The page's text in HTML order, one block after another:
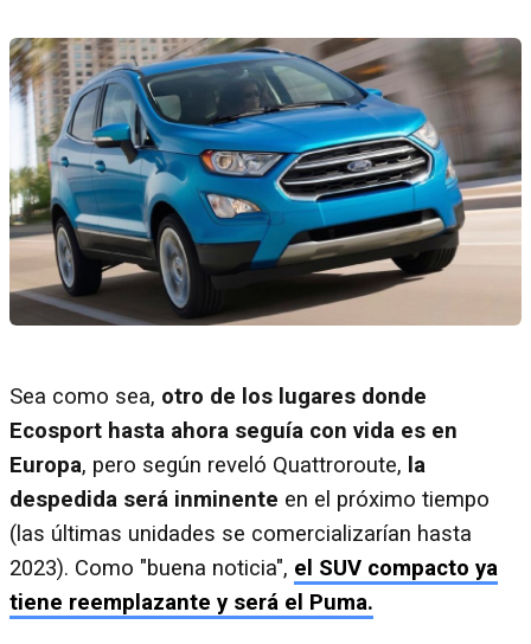
Sea como sea, otro de los lugares donde
Ecosport hasta ahora seguía con vida es en
Europa, pero según reveló Quattroroute, la
despedida será inminente en el próximo tiempo
(las últimas unidades se comercializarían hasta
2023). Como "buena noticia", el SUV compacto ya
tiene reemplazante y será el Puma.